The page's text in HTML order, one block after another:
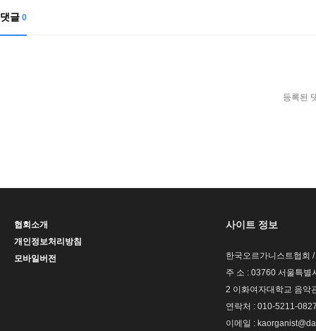
댓글 0
등록된
협회소개
개인정보처리방침
모바일버전
사이트 정보
한국오르가니스트협회
주 소 : 03760 서울특별
2 이화여자대학교 음악
연락처 : 010-5211-
이메일 :